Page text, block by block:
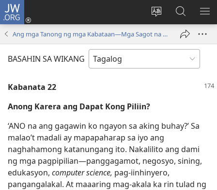
JW.ORG
Baguhin
ng
Mag-
log
(may
bubukas
sa
JW.ORG
Ang mga Tanong ng mga Kabataan—Mga Sagot na Lumulutas
BASAHIN SA WIKANG
Kabanata 22
Anong Karera ang Dapat Kong Piliin?
‘ANO na ang gagawin ko ngayon sa aking buhay?’ Sa
malao’t madali ay mapapaharap sa iyo ang
naghahamong katanungang ito. Nakalilito ang dami
ng mga pagpipilian​—panggagamot, negosyo, sining,
edukasyon, computer science, pag-iinhinyero,
pangangalakal. At maaaring mag-akala ka rin tulad ng